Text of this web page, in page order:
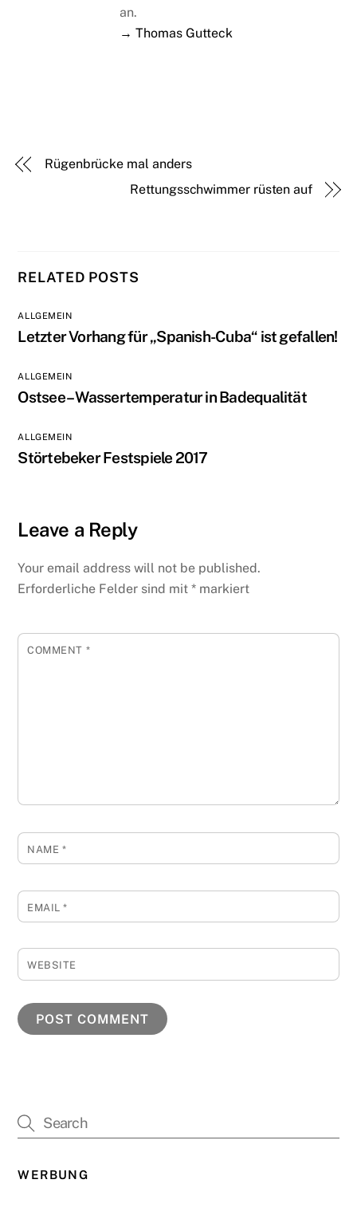
an.
→ Thomas Gutteck
Rügenbrücke mal anders
Rettungsschwimmer rüsten auf
RELATED POSTS
ALLGEMEIN
Letzter Vorhang für „Spanish-Cuba“ ist gefallen!
ALLGEMEIN
Ostsee – Wassertemperatur in Badequalität
ALLGEMEIN
Störtebeker Festspiele 2017
Leave a Reply
Your email address will not be published.
Erforderliche Felder sind mit* markiert
COMMENT *
NAME *
EMAIL*
WEBSITE
WERBUNG